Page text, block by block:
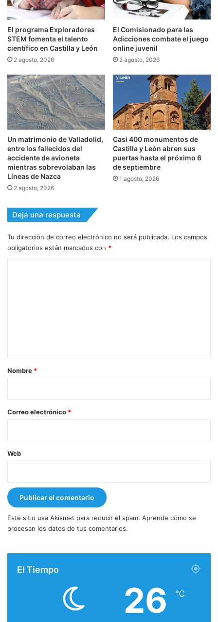
El programa Exploradores
STEM fomenta el talento
científico en Castilla y León
2 agosto, 2026
El Comisionado para las
Adicciones combate el juego
online juvenil
2 agosto, 2026
Un matrimonio de Valladolid,
entre los fallecidos del
accidente de avioneta
mientras sobrevolaban las
Líneas de Nazca
2 agosto, 2026
Casi 400 monumentos de
Castilla y León abren sus
puertas hasta el próximo 6
de septiembre
1 agosto, 2026
Deja una respuesta
Tu dirección de correo electrónico no será publicada. Los campos
obligatorios están marcados con *
r
*
Nombre *
Correo electrónico *
Web
Este sitio usa Akismet para reducir el spam. Aprende cómo se
procesan los datos de tus comentarios.
El Tiempo
26 ℃